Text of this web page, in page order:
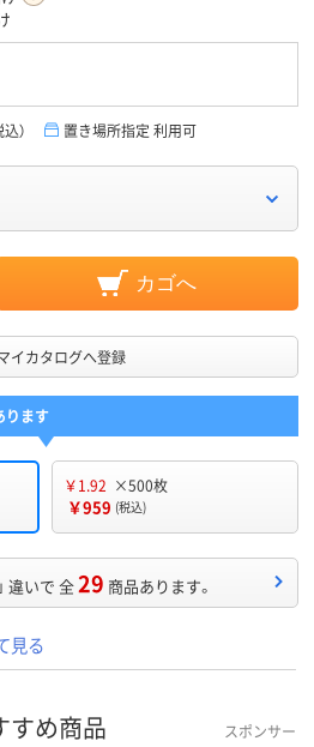
込） 置き場所指定 利用可
カゴへ
イカタログへ登録
ります
￥1.92 ×500枚
￥959 (税込)
違いで 全29 商品あります。
見る
すめ商品 スポンサー